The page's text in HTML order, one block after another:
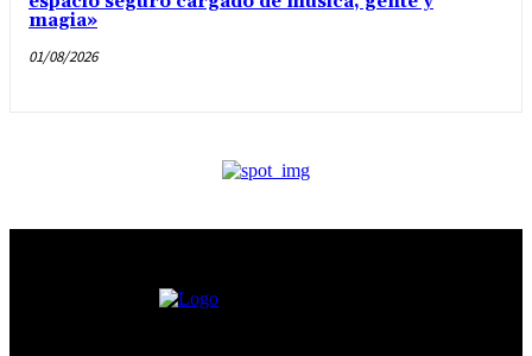
magia»
01/08/2026